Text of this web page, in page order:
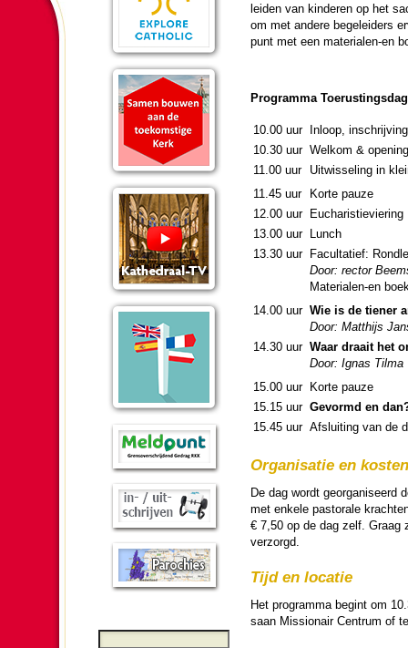
lei­den van kin­de­ren op het
om met andere bege­lei­ders
punt met een ma­te­ri­alen-en
Pro­gram­ma
10.00 uur Inloop,
10.30 uur Welkom &
11.00 uur
Uitwisseling in
11.45 uur
Korte pauze
12.00 uur Eucha­ris­tie­vie­ring
13.00 uur Lunch
13.30 uur Facul­ta­tief:
Door: rector
Ma­te­ri­alen-en
14.00 uur Wie is de tiener
Door: Matthijs
14.30 uur Waar draait het
Door: Ignas Tilma
15.00 uur Korte pauze
15.15 uur Gevormd en
15.45 uur Afslui­ting van de
Organi­sa­tie en kosten
De dag wordt geor­ga­ni­seerd
met enkele pas­to­rale
€ 7,50 op de dag zelf. Graag
ver­zorgd.
Tijd en locatie
Het pro­gram­ma begint om
saan Missio­nair Centrum of